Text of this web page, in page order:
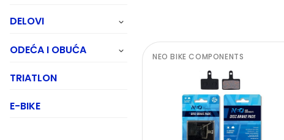
DELOVI
ODEĆA I OBUĆA
TRIATLON
E-BIKE
NEO BIKE COMPONENTS